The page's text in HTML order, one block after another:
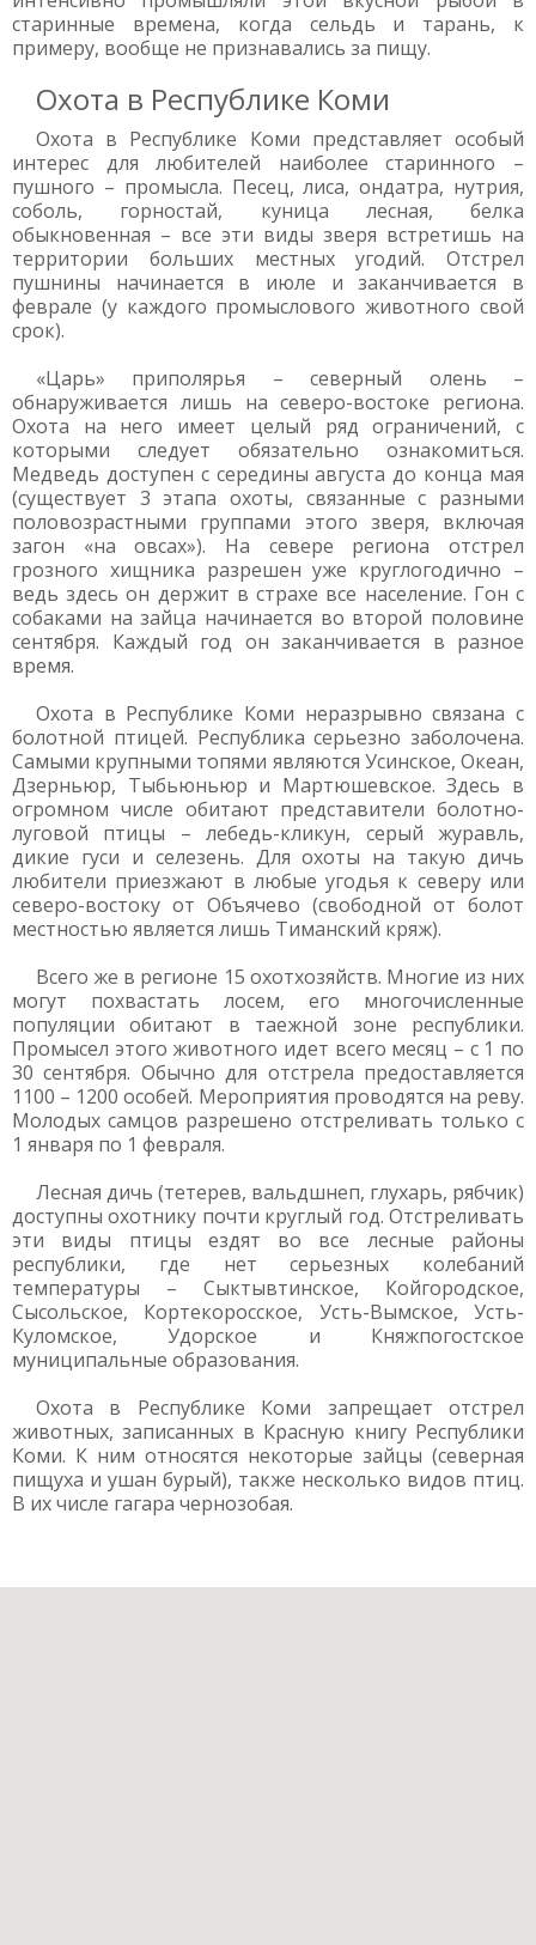
старинные времена, когда сельдь и тарань, к
примеру, вообще не признавались за пищу.
Охота в Республике Коми
Охота в Республике Коми представляет особый
интерес для любителей наиболее старинного –
пушного – промысла. Песец, лиса, ондатра, нутрия,
соболь, горностай, куница лесная, белка
обыкновенная – все эти виды зверя встретишь на
территории больших местных угодий. Отстрел
пушнины начинается в июле и заканчивается в
феврале (у каждого промыслового животного свой
срок).
«Царь» приполярья – северный олень –
обнаруживается лишь на северо-востоке региона.
Охота на него имеет целый ряд ограничений, с
которыми следует обязательно ознакомиться.
Медведь доступен с середины августа до конца мая
(существует 3 этапа охоты, связанные с разными
половозрастными группами этого зверя, включая
загон «на овсах»). На севере региона отстрел
грозного хищника разрешен уже круглогодично –
ведь здесь он держит в страхе все население. Гон с
собаками на зайца начинается во второй половине
сентября. Каждый год он заканчивается в разное
время.
Охота в Республике Коми неразрывно связана с
болотной птицей. Республика серьезно заболочена.
Самыми крупными топями являются Усинское, Океан,
Дзерньюр, Тыбьюньюр и Мартюшевское. Здесь в
огромном числе обитают представители болотно-
луговой птицы – лебедь-кликун, серый журавль,
дикие гуси и селезень. Для охоты на такую дичь
любители приезжают в любые угодья к северу или
северо-востоку от Объячево (свободной от болот
местностью является лишь Тиманский кряж).
Всего же в регионе 15 охотхозяйств. Многие из них
могут похвастать лосем, его многочисленные
популяции обитают в таежной зоне республики.
Промысел этого животного идет всего месяц – с 1 по
30 сентября. Обычно для отстрела предоставляется
1100 – 1200 особей. Мероприятия проводятся на реву.
Молодых самцов разрешено отстреливать только с
1 января по 1 февраля.
Лесная дичь (тетерев, вальдшнеп, глухарь, рябчик)
доступны охотнику почти круглый год. Отстреливать
эти виды птицы ездят во все лесные районы
республики, где нет серьезных колебаний
температуры – Сыктывтинское, Койгородское,
Сысольское, Кортекоросское, Усть-Вымское, Усть-
Куломское, Удорское и Княжпогостское
муниципальные образования.
Охота в Республике Коми запрещает отстрел
животных, записанных в Красную книгу Республики
Коми. К ним относятся некоторые зайцы (северная
пищуха и ушан бурый), также несколько видов птиц.
В их числе гагара чернозобая.